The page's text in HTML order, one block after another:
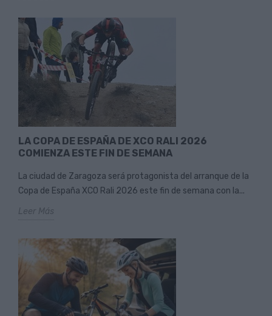
LA COPA DE ESPAÑA DE XCO RALI 2026
COMIENZA ESTE FIN DE SEMANA
La ciudad de Zaragoza será protagonista del arranque de la
Copa de España XCO Rali 2026 este fin de semana con la...
Leer Más